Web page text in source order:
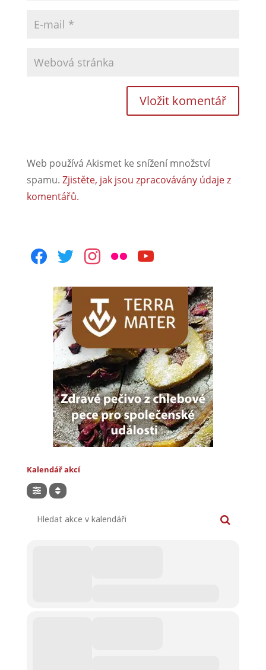
Web používá Akismet ke snížení množství
spamu. Zjistěte, jak jsou zpracovávány údaje z
komentářů.
facebooktwitterinstagram
flickr youtube
Kalendář akcí